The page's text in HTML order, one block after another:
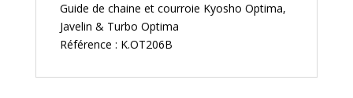
Guide de chaine et courroie Kyosho Optima,
Javelin & Turbo Optima
Référence : K.OT206B